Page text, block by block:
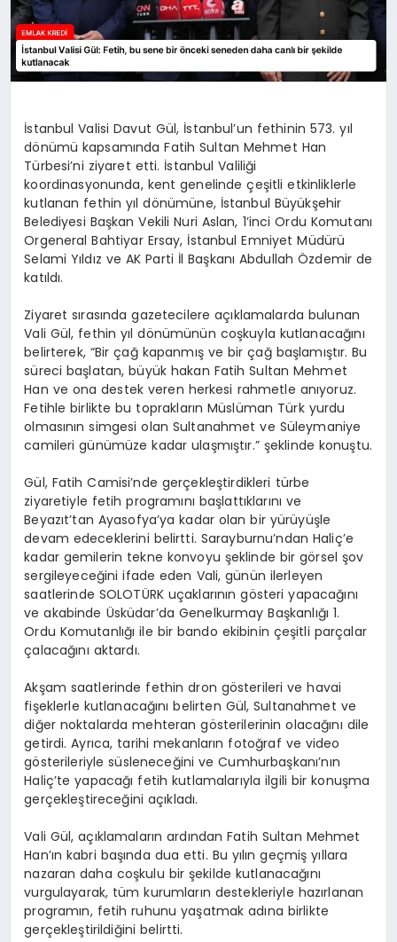
İstanbul Valisi Davut Gül, İstanbul’un fethinin 573. yıl
dönümü kapsamında Fatih Sultan Mehmet Han
Türbesi’ni ziyaret etti. İstanbul Valiliği
koordinasyonunda, kent genelinde çeşitli etkinliklerle
kutlanan fethin yıl dönümüne, İstanbul Büyükşehir
Belediyesi Başkan Vekili Nuri Aslan, 1’inci Ordu Komutanı
Orgeneral Bahtiyar Ersay, İstanbul Emniyet Müdürü
Selami Yıldız ve AK Parti İl Başkanı Abdullah Özdemir de
katıldı.
Ziyaret sırasında gazetecilere açıklamalarda bulunan
Vali Gül, fethin yıl dönümünün coşkuyla kutlanacağını
belirterek, “Bir çağ kapanmış ve bir çağ başlamıştır. Bu
süreci başlatan, büyük hakan Fatih Sultan Mehmet
Han ve ona destek veren herkesi rahmetle anıyoruz.
Fetihle birlikte bu toprakların Müslüman Türk yurdu
olmasının simgesi olan Sultanahmet ve Süleymaniye
camileri günümüze kadar ulaşmıştır.” şeklinde konuştu.
Gül, Fatih Camisi’nde gerçekleştirdikleri türbe
ziyaretiyle fetih programını başlattıklarını ve
Beyazıt’tan Ayasofya’ya kadar olan bir yürüyüşle
devam edeceklerini belirtti. Sarayburnu’ndan Haliç’e
kadar gemilerin tekne konvoyu şeklinde bir görsel şov
sergileyeceğini ifade eden Vali, günün ilerleyen
saatlerinde SOLOTÜRK uçaklarının gösteri yapacağını
ve akabinde Üsküdar’da Genelkurmay Başkanlığı 1.
Ordu Komutanlığı ile bir bando ekibinin çeşitli parçalar
çalacağını aktardı.
Akşam saatlerinde fethin dron gösterileri ve havai
fişeklerle kutlanacağını belirten Gül, Sultanahmet ve
diğer noktalarda mehteran gösterilerinin olacağını dile
getirdi. Ayrıca, tarihi mekanların fotoğraf ve video
gösterileriyle süsleneceğini ve Cumhurbaşkanı’nın
Haliç’te yapacağı fetih kutlamalarıyla ilgili bir konuşma
gerçekleştireceğini açıkladı.
Vali Gül, açıklamaların ardından Fatih Sultan Mehmet
Han’ın kabri başında dua etti. Bu yılın geçmiş yıllara
nazaran daha coşkulu bir şekilde kutlanacağını
vurgulayarak, tüm kurumların destekleriyle hazırlanan
programın, fetih ruhunu yaşatmak adına birlikte
gerçekleştirildiğini belirtti.